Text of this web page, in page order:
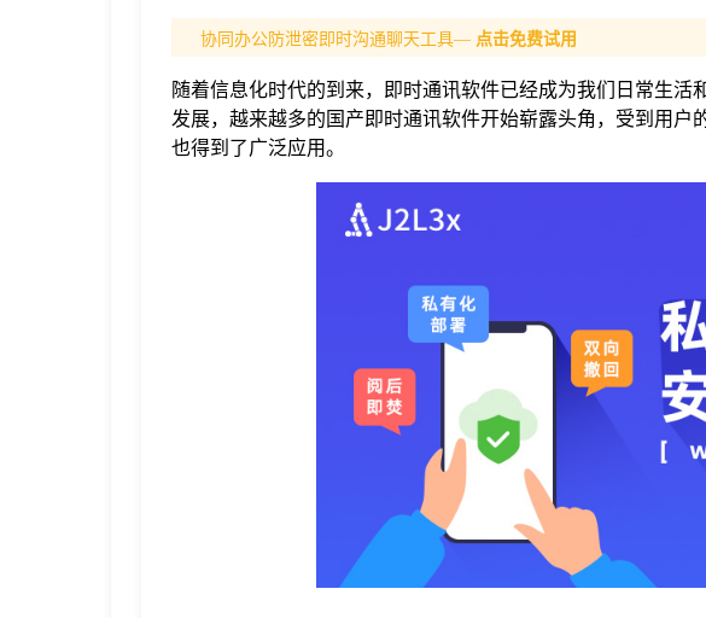
协同办公防泄密即时沟通聊天工具— 点击免费试用
随着信息化时代的到来，即时通讯软件已经成为我们日常生
发展，越来越多的国产即时通讯软件开始崭露头角，受到用
也得到了广泛应用。